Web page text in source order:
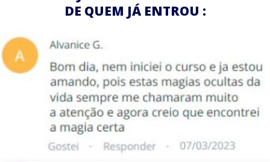
DE QUEM JÁ ENTROU :